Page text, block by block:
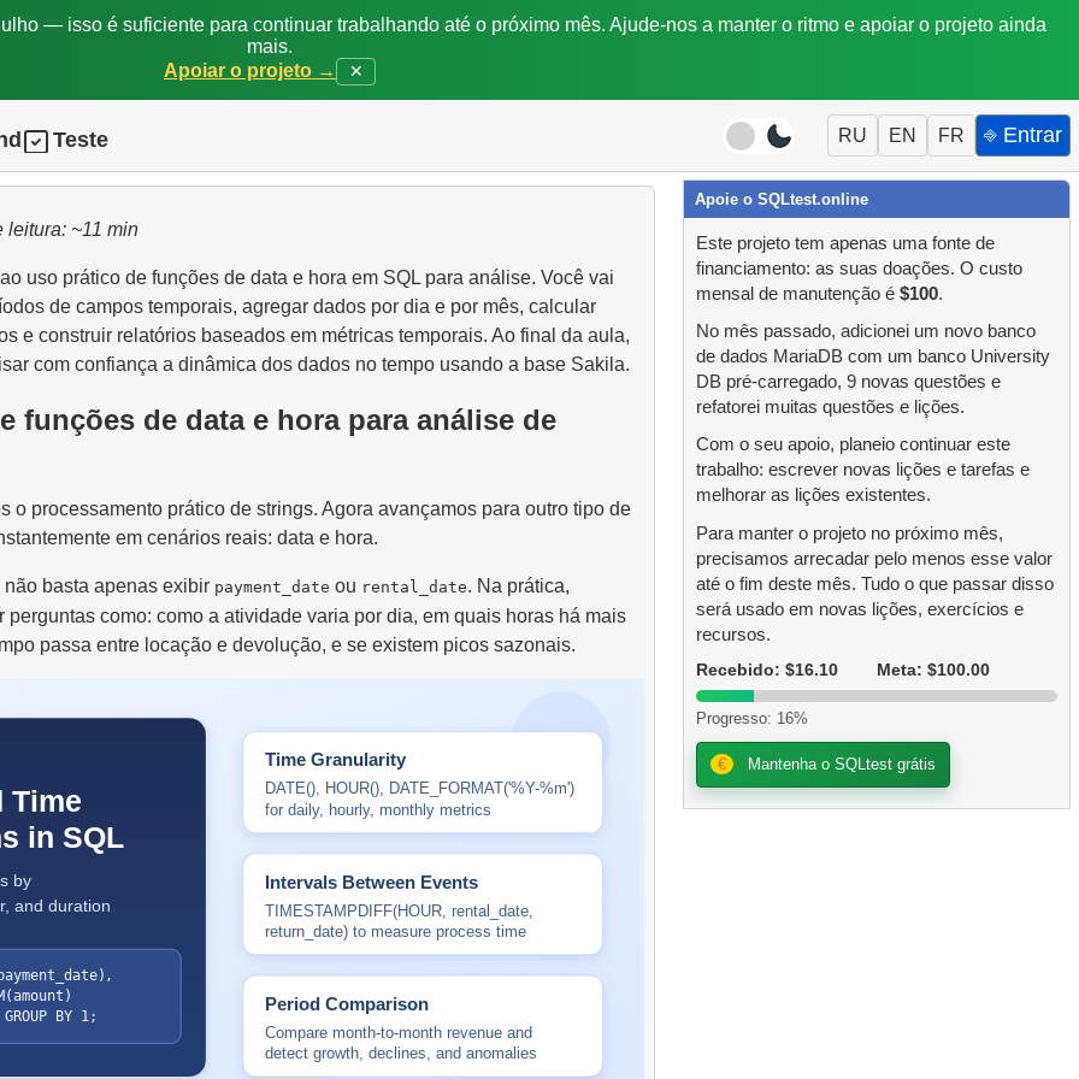
— isso é suficiente para continuar trabalhando até o próximo mês. Ajude-nos a manter o ritmo e apoiar o projeto ainda
mais.
Apoiar o projeto →
✕
Teste RU EN FR ⎆ Entrar
leitura: ~11 min
uso prático de funções de data e hora em SQL para análise. Você vai
de campos temporais, agregar dados por dia e por mês, calcular
e construir relatórios baseados em métricas temporais. Ao final da aula,
com confiança a dinâmica dos dados no tempo usando a base Sakila.
funções de data e hora para análise de
o processamento prático de strings. Agora avançamos para outro tipo de
em cenários reais: data e hora.
basta apenas exibir payment_date ou rental_date. Na prática,
perguntas como: como a atividade varia por dia, em quais horas há mais
passa entre locação e devolução, e se existem picos sazonais.
Apoie o SQLtest.online
Este projeto tem apenas uma fonte de
financiamento: as suas doações. O custo
mensal de manutenção é $100.
No mês passado, adicionei um novo banco
de dados MariaDB com um banco University
DB pré-carregado, 9 novas questões e
refatorei muitas questões e lições.
Com o seu apoio, planeio continuar este
trabalho: escrever novas lições e tarefas e
melhorar as lições existentes.
Para manter o projeto no próximo mês,
precisamos arrecadar pelo menos esse valor
até o fim deste mês. Tudo o que passar disso
será usado em novas lições, exercícios e
recursos.
Recebido: $16.10
Meta: $100.00
Progresso: 16%
€ Mantenha o SQLtest grátis